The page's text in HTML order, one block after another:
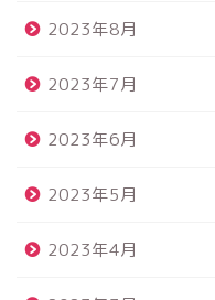
2023年8月
2023年7月
2023年6月
2023年5月
2023年4月